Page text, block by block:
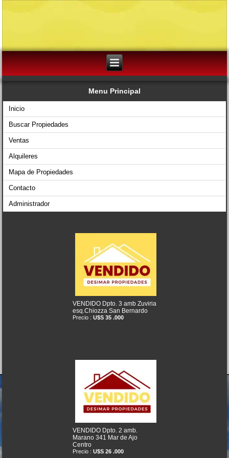
Menu Principal
Inicio
Buscar Propiedades
Ventas
Alquileres
Mapa de Propiedades
Contacto
Administrador
VENDIDO Dpto. 3 amb Zuviria
esq.Chiozza San Bernardo
Precio : U$S 35 .000
VENDIDO Dpto. 2 amb.
Marano 341 Mar de Ajo
Centro
Precio : U$S 26 .000